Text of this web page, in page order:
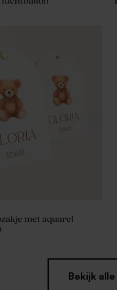
met aquarel
Bekijk